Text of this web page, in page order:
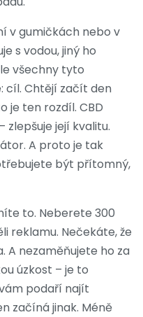
v gumičkách nebo v
s vodou, jiný ho
všechny tyto
cíl. Chtějí začít den
je ten rozdíl. CBD
zlepšuje její kvalitu.
A proto je tak
být přítomný,
to. Neberete 300
reklamu. Nečekáte, že
A nezaměňujete ho za
úzkost – je to
podaří najít
začíná jinak. Méně